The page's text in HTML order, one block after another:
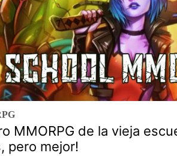
MMORPG de la vieja
pero mejor!